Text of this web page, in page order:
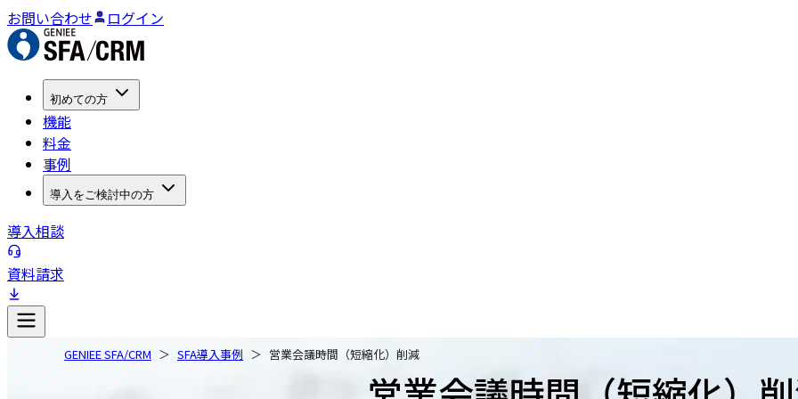
お問い合わせ ログイン
初めての方
機能
料金
事例
導入をご検討中の方
導入相談
資料請求
GENIEE SFA/CRM SFA導入事例 営業会議時間（短縮化）削減